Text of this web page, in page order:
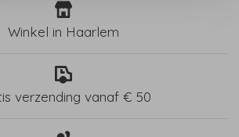
Winkel in Haarlem
verzending vanaf € 50